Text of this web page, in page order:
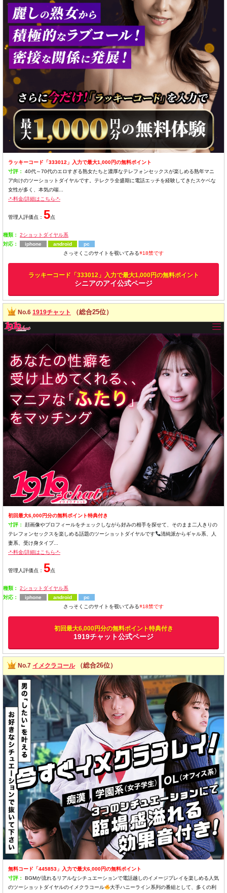
ラッキーコード「333012」入力で最大1,000円の無料ポイント
寸評：
40代～70代のエロすぎる熟女たちと濃厚なテレフォンセックスが楽しめる熟年マニ
ア向けのツーショットダイヤルです。テレクラ全盛期に電話エッチを経験してきたスケベな
女性が多く、本気の喘...
-*-料金/詳細はこちら-*-
管理人評価点： 5点
種類：
2ショットダイヤル系
対応：
iphone android
pc
さっそくこのサイトを覗いてみる※18禁です
ラッキーコード「333012」入力で最大1,000円の無料ポイント
シニアのアイ公式ページ
No.6 1919チャット （総合25位）
初回最大6,000円分の無料ポイント特典付き
寸評：
顔画像やプロフィールをチェックしながら好みの相手を探せて、そのまま二人きりの
テレフォンセックスを楽しめる話題のツーショットダイヤルです
清純派からギャル系、人
妻系、受け身タイプ...
-*-料金/詳細はこちら-*-
管理人評価点： 5点
種類：
2ショットダイヤル系
対応：
iphone android
pc
さっそくこのサイトを覗いてみる※18禁です
初回最大6,000円分の無料ポイント特典付き
1919チャット公式ページ
No.7 イメクラコール （総合26位）
無料コード「445853」入力で最大6,000円の無料ポイント
寸評：
BGMが流れるリアルなシチュエーションで電話越しのイメージプレイを楽しめる人気
のツーショットダイヤルのイメクラコール
大手ハニーライン系列の番組として、多くの利